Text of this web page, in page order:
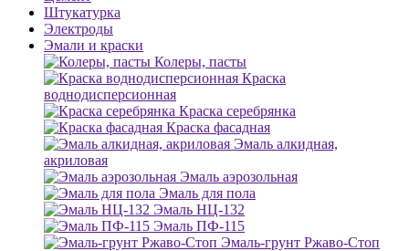
Штукатурка
Электроды
Эмали и краски
Колеры, пасты
Краска
воднодисперсионная
Краска серебрянка
Краска фасадная
Эмаль алкидная,
акриловая
Эмаль аэрозольная
Эмаль для пола
Эмаль НЦ-132
Эмаль ПФ-115
Эмаль-грунт Ржаво-Стоп